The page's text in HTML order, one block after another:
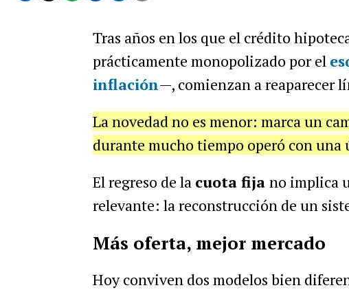
Tras años en los que el crédito
prácticamente monopolizado por el
inflación—, comienzan a reaparecer
La novedad no es menor: marca un
durante mucho tiempo operó con una
El regreso de la cuota fija no implica
relevante: la reconstrucción de un
Más oferta, mejor mercado
Hoy conviven dos modelos bien